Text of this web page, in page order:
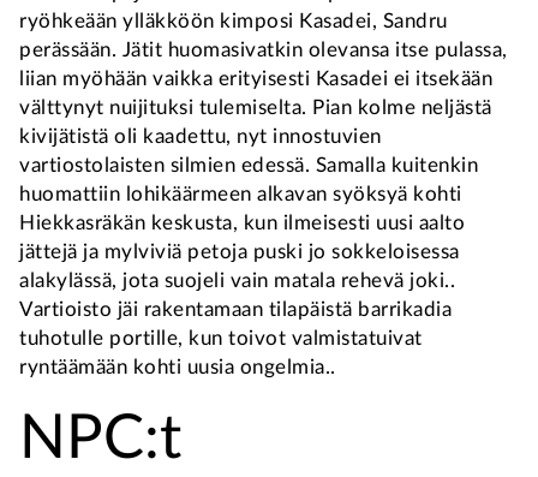
ryöhkeään ylläkköön kimposi Kasadei, Sandru
perässään. Jätit huomasivatkin olevansa itse pulassa,
liian myöhään vaikka erityisesti Kasadei ei itsekään
välttynyt nuijituksi tulemiselta. Pian kolme neljästä
kivijätistä oli kaadettu, nyt innostuvien
vartiostolaisten silmien edessä. Samalla kuitenkin
huomattiin lohikäärmeen alkavan syöksyä kohti
Hiekkasräkän keskusta, kun ilmeisesti uusi aalto
jättejä ja mylviviä petoja puski jo sokkeloisessa
alakylässä, jota suojeli vain matala rehevä joki..
Vartioisto jäi rakentamaan tilapäistä barrikadia
tuhotulle portille, kun toivot valmistatuivat
ryntäämään kohti uusia ongelmia..
NPC:t